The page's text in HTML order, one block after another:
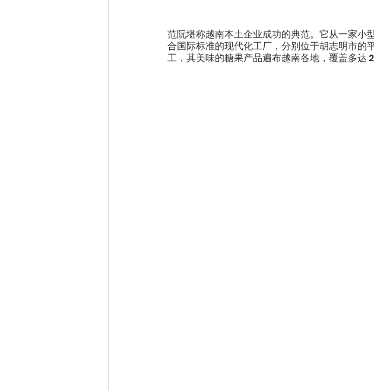
范阮堪称越南本土企业成功的典范。它从一家小
合国际标准的现代化工厂，分别位于胡志明市的
工，其美味的糖果产品遍布越南各地，覆盖多达